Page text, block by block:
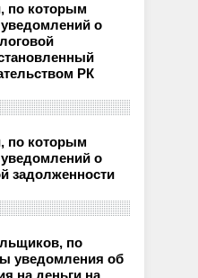
по которым
уведомлений о
РК
по которым
уведомлений о
задолженности
по
уведомления об
на деньги на